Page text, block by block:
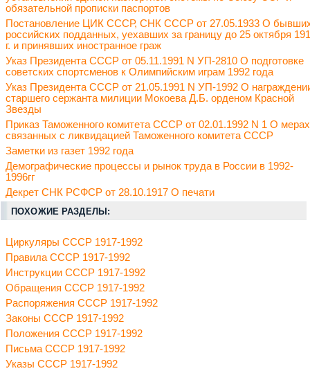
обязательной прописки паспортов
Постановление ЦИК СССР, СНК СССР от 27.05.1933 О
российских подданных, уехавших за границу до 25 октября
г. и принявших иностранное граж
Указ Президента СССР от 05.11.1991 N УП-2810 О подготовке
советских спортсменов к Олимпийским играм 1992 года
Указ Президента СССР от 21.05.1991 N УП-1992 О
старшего сержанта милиции Мокоева Д.Б. орденом Красной
Звезды
Приказ Таможенного комитета СССР от 02.01.1992 N 1 О
связанных с ликвидацией Таможенного комитета СССР
Заметки из газет 1992 года
Демографические процессы и рынок труда в России в 1992-
1996гг
Декрет СНК РСФСР от 28.10.1917 О печати
ПОХОЖИЕ РАЗДЕЛЫ:
Циркуляры СССР 1917-1992
Правила СССР 1917-1992
Инструкции СССР 1917-1992
Обращения СССР 1917-1992
Распоряжения СССР 1917-1992
Законы СССР 1917-1992
Положения СССР 1917-1992
Письма СССР 1917-1992
Указы СССР 1917-1992